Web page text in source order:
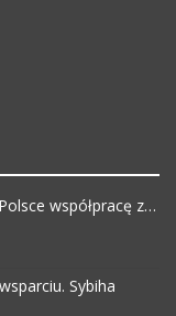
współpracę z…
Sybiha